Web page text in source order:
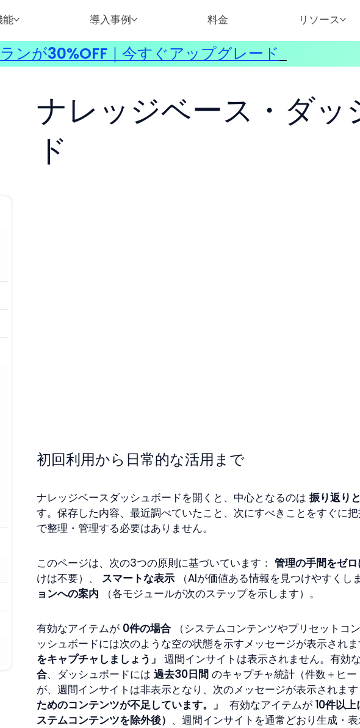
能 導入事例 料金 リソース
ナレッジベース・ダッ
ド
初回利用から日常的な活用まで
ナレッジベースダッシュボードを開くと、中心となるのは 振り返り
す。保存した内容、最近調べていたこと、次にすべきことをすぐに
で整理・管理する必要はありません。
このページは、次の3つの原則に基づいています： 管理の手間をゼロ
けは不要）、 スマートな表示 （AIが価値ある情報を見つけやすくし
ョンへの案内 （各モジュールが次のステップを示します）。
有効なアイテムが 0件の場合 （システムコンテンツやプリセットコ
ッシュボードには次のような空の状態を示すメッセージが表示されま
をキャプチャしましょう」 週間インサイトは表示されません。有効
合、ダッシュボードには 過去30日間 のキャプチャ統計（件数＋ヒ
が、週間インサイトは非表示となり、次のメッセージが表示されます
ためのコンテンツが不足しています。」
有効なアイテムが 10件以
ステムコンテンツを除外後） 、週間インサイトを通常どおり生成・表
ンが30%OFF｜今すぐアップグレード